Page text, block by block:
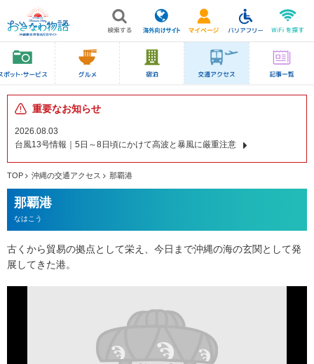
重要なお知らせ
2026.08.03
台風13号情報｜5日～8日頃にかけて高波と暴風に厳重注意
TOP 沖縄の交通アクセス 那覇港
那覇港
なはこう
古くから貿易の拠点として栄え、今日まで沖縄の海の玄関として発
展してきた港。